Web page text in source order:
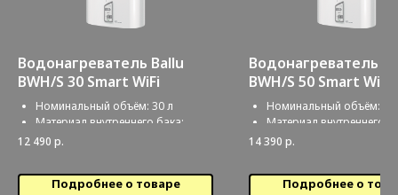
Водонагреватель Ballu
BWH/S 30 Smart WiFi
Номинальный объём: 30 л
Материал внутреннего бака:
Нержавеющая сталь
75°С: 72 мин
12 490 р.
Подробнее о товаре
Водонагреватель
BWH/S 50 Smart WiFi
Номинальный объём: 50
Материал внутреннего
Нержавеющая сталь
75°С: 114 мин
14 390 р.
Подробнее о